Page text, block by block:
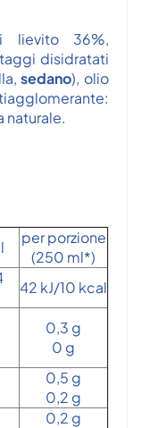
lievito 36%,
disidratati
sedano), olio
naturale.
per porzione
(250 ml*)
42 kJ/10 kcal
0,3 g
0 g
0,5 g
0,2 g
0,2 g